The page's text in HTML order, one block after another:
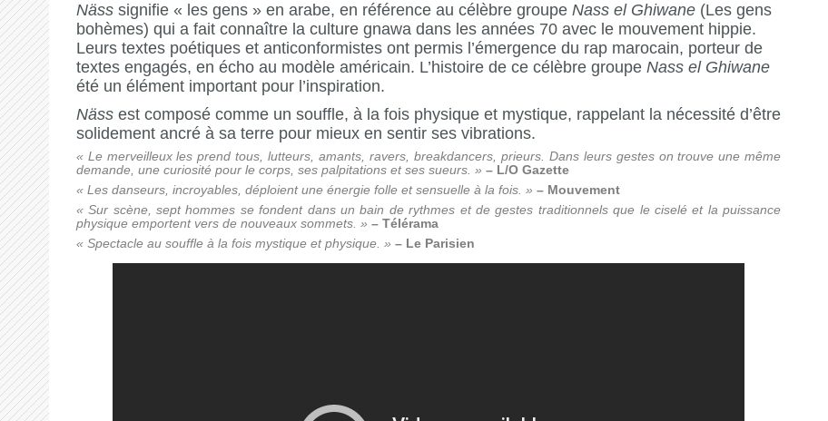
Nässsignifie « les gens » en arabe, en référence au célèbre groupe Nass el Ghiwane(Les gens
bohèmes) qui a fait connaître la culture gnawa dans les années 70 avec le mouvement hippie.
Leurs textes poétiques et anticonformistes ont permis l’émergence du rap marocain, porteur de
textes engagés, en écho au modèle américain. L’histoire de ce célèbre groupe Nass el Ghiwane
été un élément important pour l’inspiration.
Nässest composé comme un souffle, à la fois physique et mystique, rappelant la nécessité d’être
solidement ancré à sa terre pour mieux en sentir ses vibrations.
« Le merveilleux les prend tous, lutteurs, amants, ravers, breakdancers, prieurs. Dans leurs gestes on trouve une même
demande, une curiosité pour le corps, ses palpitations et ses sueurs. » – L/O Gazette
« Les danseurs, incroyables, déploient une énergie folle et sensuelle à la fois. » – Mouvement
« Sur scène, sept hommes se fondent dans un bain de rythmes et de gestes traditionnels que le ciselé et la puissance
physique emportent vers de nouveaux sommets. » – Télérama
« Spectacle au souffle à la fois mystique et physique. » – Le Parisien